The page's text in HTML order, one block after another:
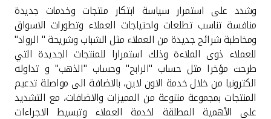
وشدد على استمرار سياسة ابتكار منتجات وخدمات جديدة
منافسة تناسب تطلعات واحتياجات العملاء وتطورات الاسواق
ومخاطبة شرائح جديدة من العملاء مثل الشباب وشريحة " الرواد"
للعملاء ذوى الملاءة وذلك استمرارا للمنتجات الجديدة التي
طرحت مؤخرا مثل حساب "الرابح" وحساب "الذهب" و تداوله
الكترونيا من خلال خدمة الاون لاين، بالاضافة الى مواصلة تدعيم
المنتجات بمجموعة متنوعة من المميزات والاضافات، مع التشديد
على الأهمية المطلقة لخدمة العملاء وتبسيط الاجراءات